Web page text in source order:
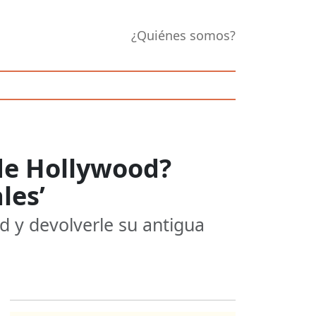
¿Quiénes somos?
Hollywood?
y devolverle su antigua